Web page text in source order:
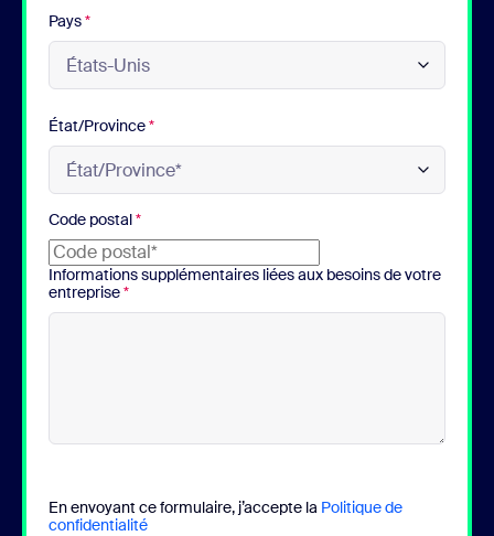
Pays*
État/Province*
Code postal*
Informations supplémentaires liées aux besoins de votre
entreprise*
En envoyant ce formulaire, j’accepte la Politique de
confidentialité